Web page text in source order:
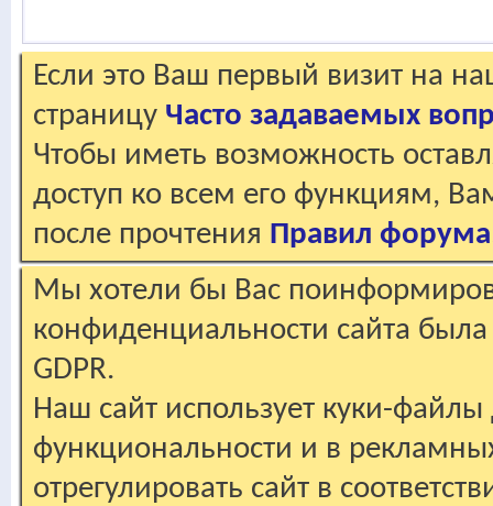
Если это Ваш первый визит на
страницу Часто задаваемых
Чтобы иметь возможность
доступ ко всем его функциям,
после прочтения Правил форума
Мы хотели бы Вас
конфиденциальности сайта
GDPR.
Наш сайт использует куки-файлы
функциональности и в
отрегулировать сайт в